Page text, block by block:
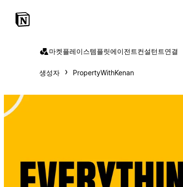
마켓플레이스템플릿에이전트컨설턴트연결
생성자 PropertyWithKenan